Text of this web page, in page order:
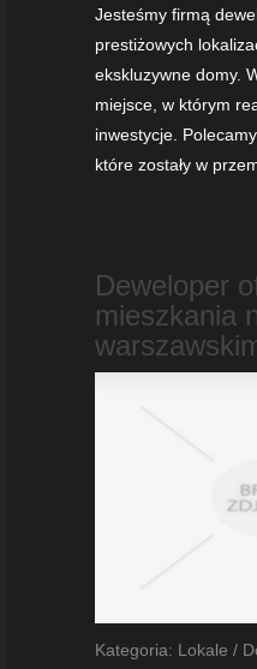
Jesteśmy firmą
prestiżowych
ekskluzywne domy.
miejsce, w którym
inwestycje.
które zostały w
Deweloper
mieszkania
Kategoria: Lokale /